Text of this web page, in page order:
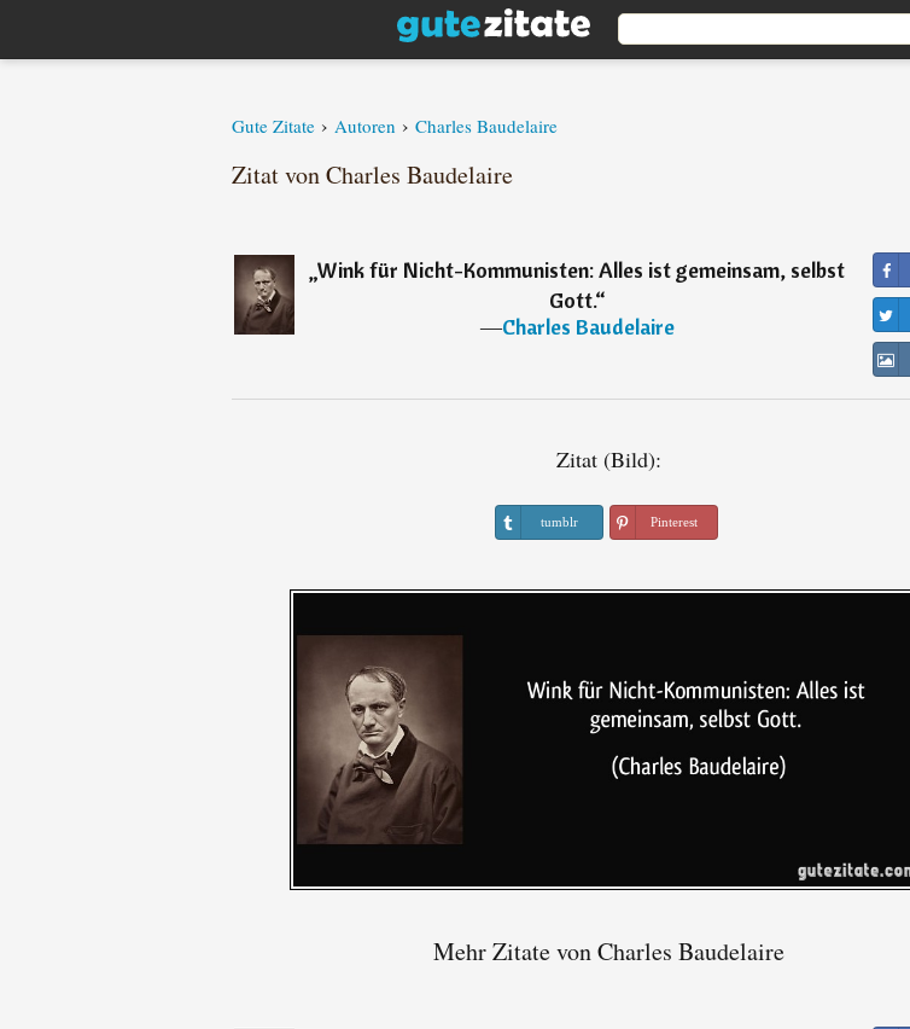
Gute Zitate › Autoren › Charles Baudelaire
Zitat von Charles Baudelaire
„Wink für Nicht-Kommunisten: Alles ist gemeinsam, selbst
Gott.“
―Charles Baudelaire
Zitat (Bild):
tumblr Pinterest
Mehr Zitate von Charles Baudelaire